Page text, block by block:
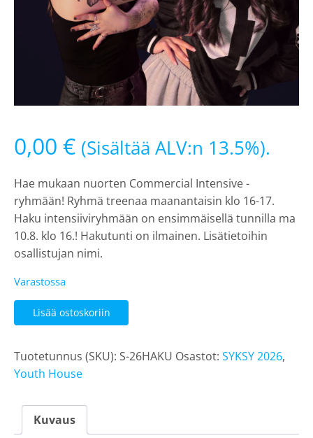
0,00 € (Sisältää ALV:n 13.5%).
Hae mukaan nuorten Commercial Intensive -
ryhmään! Ryhmä treenaa maanantaisin klo 16-17.
Haku intensiiviryhmään on ensimmäisellä tunnilla ma
10.8. klo 16.! Hakutunti on ilmainen. Lisätietoihin
osallistujan nimi.
Varastossa
Commercial
Intensive,
hakutunti
ma
16.00
Lisää ostoskoriin
Tuotetunnus (SKU): S-26HAKU Osastot: SYKSY 2026,
Youth House
Kuvaus